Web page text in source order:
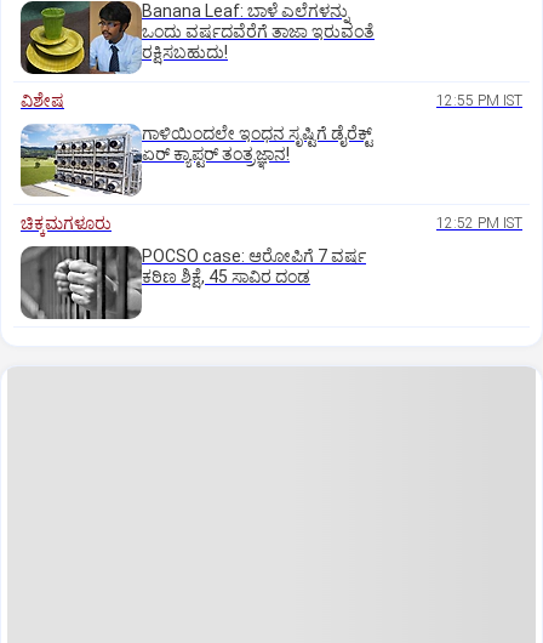
Banana Leaf: ಬಾಳೆ ಎಲೆಗಳನ್ನು
ಒಂದು ವರ್ಷದವೆರೆಗೆ ತಾಜಾ ಇರುವಂತೆ
ರಕ್ಷಿಸಬಹುದು!
ವಿಶೇಷ 12:55 PM IST
ಗಾಳಿಯಿಂದಲೇ ಇಂಧನ ಸೃಷ್ಟಿಗೆ ಡೈರೆಕ್ಟ್
ಏರ್‌ ಕ್ಯಾಪ್ಟರ್ ತಂತ್ರಜ್ಞಾನ!
ಚಿಕ್ಕಮಗಳೂರು 12:52 PM IST
POCSO case: ಆರೋಪಿಗೆ 7 ವರ್ಷ
ಕಠಿಣ ಶಿಕ್ಷೆ, 45 ಸಾವಿರ ದಂಡ